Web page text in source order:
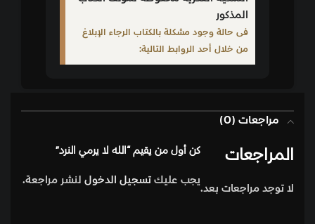
المذكور
فى حالة وجود مشكلة بالكتاب الرجاء الإبلاغ
من خلال أحد الروابط التالية:
مراجعات (0)
المراجعات
لا توجد مراجعات بعد.
كن أول من يقيم “الله لا يرمي النرد”
يجب عليك تسجيل الدخول لنشر مراجعة.